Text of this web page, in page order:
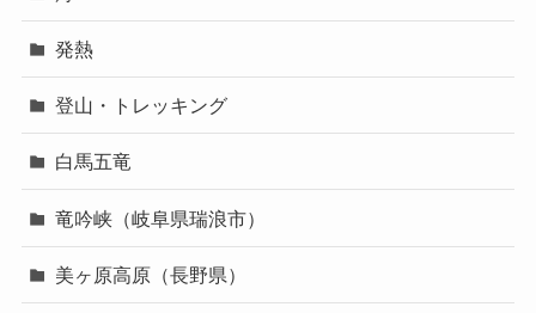
発熱
登山・トレッキング
白馬五竜
竜吟峡（岐阜県瑞浪市）
美ヶ原高原（長野県）